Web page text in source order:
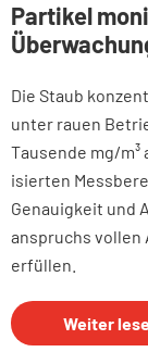
Partikel
Die Staub
unter rauen
Tausende mg/
isierten
Genauigkeit und
anspruchs vollen
erfüllen.
Weiter